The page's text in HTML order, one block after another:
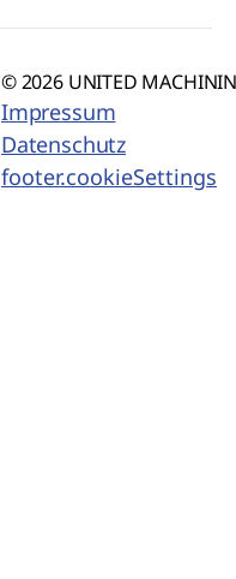
© 2026 UNITED
Impressum
Datenschutz
footer.cookieSettings